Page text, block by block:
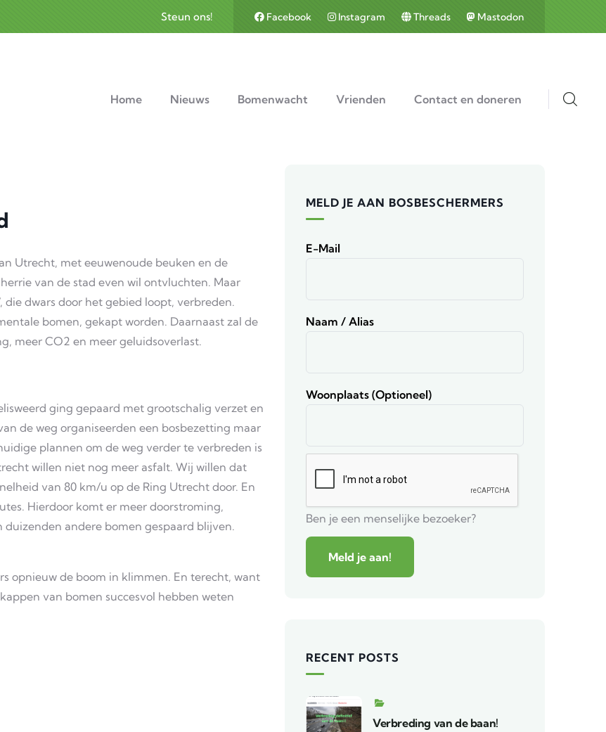
Steun ons! Facebook Instagram Threads Mastodon
Home Nieuws Bomenwacht Vrienden Contact en doneren
Utrecht, met eeuwenoude beuken en de
van de stad even wil ontvluchten. Maar
dwars door het gebied loopt, verbreden.
bomen, gekapt worden. Daarnaast zal de
meer CO2 en meer geluidsoverlast.
ging gepaard met grootschalig verzet en
de weg organiseerden een bosbezetting maar
plannen om de weg verder te verbreden is
willen niet nog meer asfalt. Wij willen dat
van 80 km/u op de Ring Utrecht door. En
Hierdoor komt er meer doorstroming,
andere bomen gespaard blijven.
opnieuw de boom in klimmen. En terecht, want
van bomen succesvol hebben weten
MELD JE AAN BOSBESCHERMERS
E-Mail
Naam / Alias
Woonplaats (optioneel)
Ben je een menselijke bezoeker?
RECENT POSTS
Verbreding van de baan!